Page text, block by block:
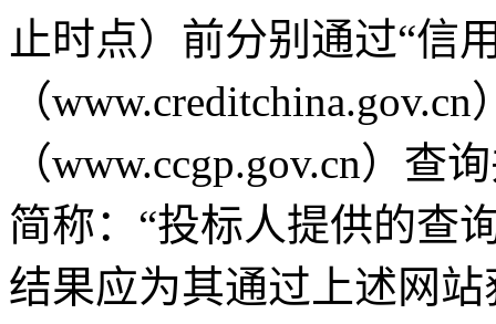
止时点）前分别通过“信
（
（www.ccgp.gov.cn）查
简称：“投标人提供的查
结果应为其通过上述网